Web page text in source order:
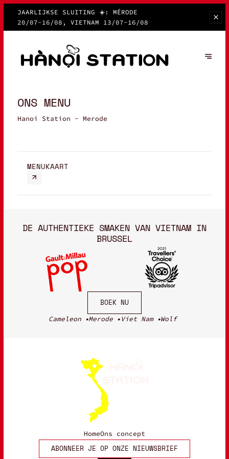
JAARLIJKSE SLUITING ☀️: MÉRODE
20/07-16/08, VIETNAM 13/07-16/08
ONS MENU
Hanoi Station - Merode
MENUKAART
DE AUTHENTIEKE SMAKEN VAN VIETNAM IN
BRUSSEL
BOEK NU
Cameleon Merode Viet Nam Wolf
HomeOns concept
ABONNEER JE OP ONZE NIEUWSBRIEF